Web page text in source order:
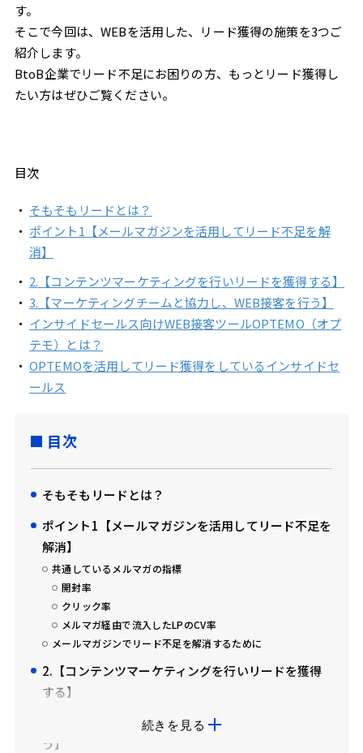
す。
そこで今回は、WEBを活用した、リード獲得の施策を3つご
紹介します。
BtoB企業でリード不足にお困りの方、もっとリード獲得し
たい方はぜひご覧ください。
目次
そもそもリードとは？
ポイント1【メールマガジンを活用してリード不足を解
消】
2.【コンテンツマーケティングを行いリードを獲得する】
3.【マーケティングチームと協力し、WEB接客を行う】
インサイドセールス向けWEB接客ツールOPTEMO（オプ
テモ）とは？
OPTEMOを活用してリード獲得をしているインサイドセ
ールス
目次
そもそもリードとは？
ポイント1【メールマガジンを活用してリード不足を
解消】
共通しているメルマガの指標
開封率
クリック率
メルマガ経由で流入したLPのCV率
メールマガジンでリード不足を解消するために
2.【コンテンツマーケティングを行いリードを獲得
する】
3.【マーケティングチームと協力し、WEB接客を行
う】
続きを見る